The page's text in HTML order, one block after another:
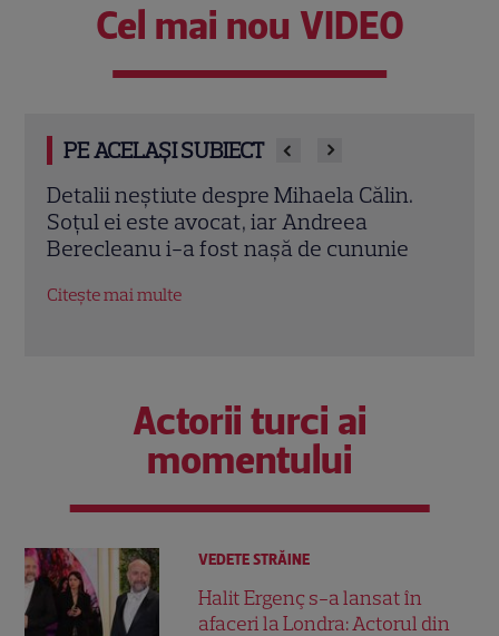
Cel mai nou VIDEO
PE ACELAȘI SUBIECT
Iuliana Pepene, imagini incendiare din
Mykonos. Cum s-a fotografiat vedeta de
la Observator în „insula milionarilor”
Citește mai multe
Actorii turci ai
momentului
VEDETE STRĂINE
Halit Ergenç s-a lansat în
afaceri la Londra: Actorul din